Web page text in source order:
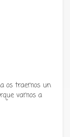
os traemos un
vamos a